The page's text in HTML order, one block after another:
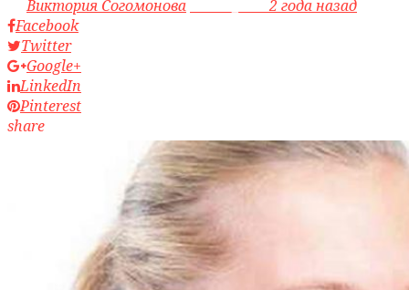
byВиктория Согомонова access_time2 года назад
Facebook
Twitter
Google+
LinkedIn
Pinterest
share